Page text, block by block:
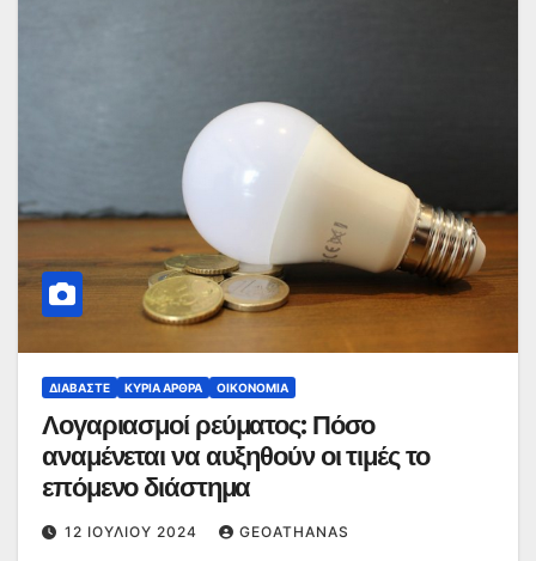
ΔΙΑΒΆΣΤΕ ΚΥΡΙΑ ΑΡΘΡΑ ΟΙΚΟΝΟΜΊΑ
Λογαριασμοί ρεύματος: Πόσο
αναμένεται να αυξηθούν οι τιμές το
επόμενο διάστημα
12 ΙΟΥΛΊΟΥ 2024 GEOATHANAS